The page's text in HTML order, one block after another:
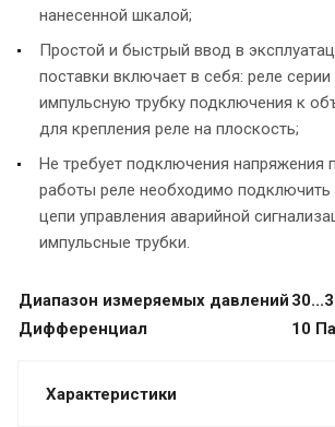
нанесенной шкалой;
Простой и быстрый ввод в
поставки включает в себя: реле серии
импульсную трубку подключения к
для крепления реле на плоскость;
Не требует подключения напряжения
работы реле необходимо подключить
цепи управления аварийной
импульсные трубки.
Диапазон измеряемых давлений
Дифференциал
10 Па
Характеристики